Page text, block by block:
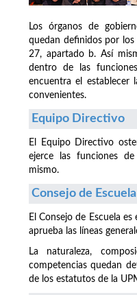
Los órganos de
quedan definidos por
27, apartado b. Así
dentro de las
encuentra el establecer
convenientes.
Equipo Directivo
El Equipo Directivo
ejerce las funciones
mismo.
Consejo de Escuela
El Consejo de Escuela
aprueba las líneas
La naturaleza,
competencias quedan
de los estatutos de la